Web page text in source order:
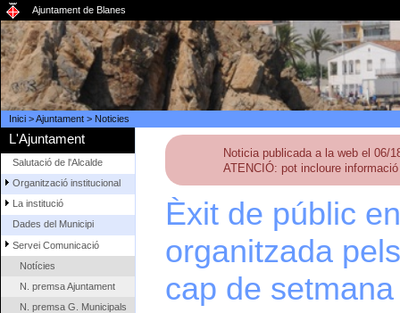
Ajuntament de Blanes
Inici>Ajuntament> Noticies
L'Ajuntament
Salutació de l'Alcalde
Organització institucional
La institució
Dades del Municipi
Servei Comunicació
Notícies
N. premsa Ajuntament
N. premsa G. Municipals
Noticia publicada a la web el 06/
ATENCIÓ: pot incloure
Èxit de públic
organitzada
cap de setmana